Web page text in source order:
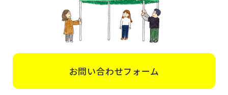
お問い合わせフォーム